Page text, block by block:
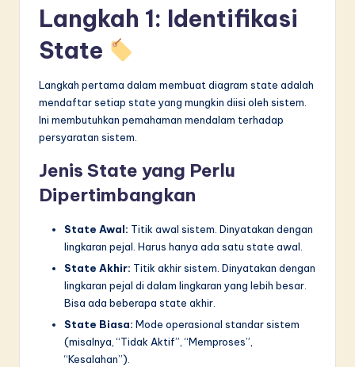
Langkah 1: Identifikasi
State
Langkah pertama dalam membuat diagram state adalah
mendaftar setiap state yang mungkin diisi oleh sistem.
Ini membutuhkan pemahaman mendalam terhadap
persyaratan sistem.
Jenis State yang Perlu
Dipertimbangkan
State Awal: Titik awal sistem. Dinyatakan dengan
lingkaran pejal. Harus hanya ada satu state awal.
State Akhir: Titik akhir sistem. Dinyatakan dengan
lingkaran pejal di dalam lingkaran yang lebih besar.
Bisa ada beberapa state akhir.
State Biasa: Mode operasional standar sistem
(misalnya, “Tidak Aktif”, “Memproses”,
“Kesalahan”).